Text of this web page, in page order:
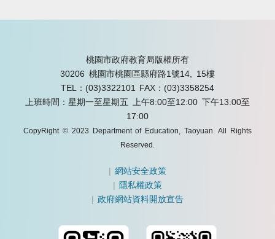
桃園市政府教育局版權所有
30206 桃園市桃園區縣府路1號14, 15樓
TEL：(03)3322101
FAX：(03)3358254
上班時間：星期一至星期五 上午8:00至12:00 下午13:00至
17:00
CopyRight © 2023 Department of Education, Taoyuan. All Rights
Reserved.
|網站安全政策
| 隱私權政策
|政府網站資料開放宣告